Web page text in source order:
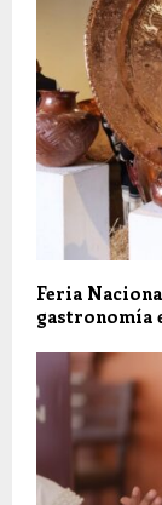
Feria
gastronomía